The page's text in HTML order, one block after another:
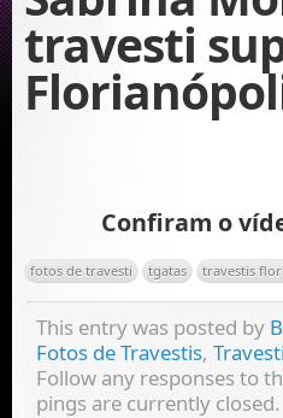
travesti
Confiram o
fotos de travesti tgatas travestis
This entry was posted by
Fotos de Travestis,
Follow any responses to
pings are currently closed.